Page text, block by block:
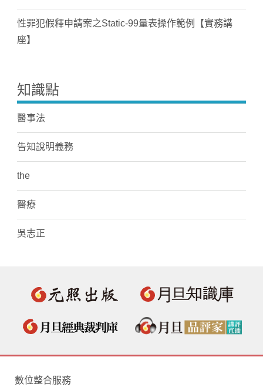
性罪犯假釋申請案之Static-99量表操作範例【實務講
座】
知識點
醫事法
告知說明義務
the
醫療
吳志正
數位整合服務